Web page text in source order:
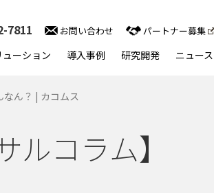
ューション 導入事例 研究開発 ニュース
7811 お問い合わせ パートナー募集
なん？ | カコムス
コラム】